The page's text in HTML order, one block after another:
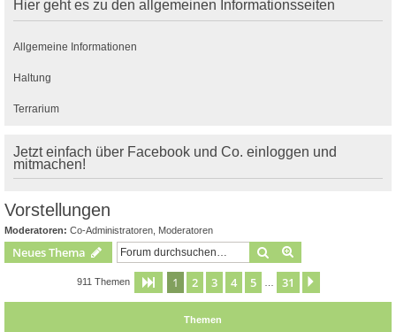
e
Hier geht es zu den allgemeinen Informationsseiten
Allgemeine Informationen
Haltung
Terrarium
Jetzt einfach über Facebook und Co. einloggen und
mitmachen!
Vorstellungen
Moderatoren: Co-Administratoren Moderatoren
Neues Thema Suche
911 Themen Seite 1von 31
1 2 3 4 5 31
Themen